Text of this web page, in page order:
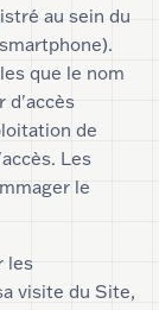
au sein du
que le nom
d'accès
de
Les
le
les
visite du Site,